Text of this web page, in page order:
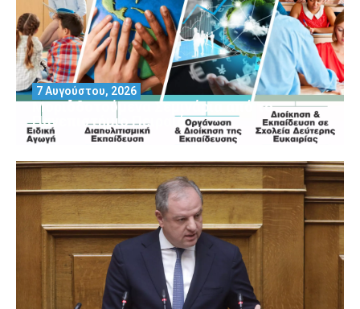
Μοριοδοτούμενα Σεμινάρια από το
Πανεπιστήμιο Πειραιά
7 Αυγούστου, 2026